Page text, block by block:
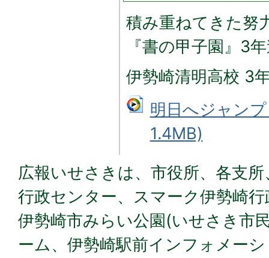
積み重ねてきた努
『書の甲子園』3
伊勢崎清明高校 3
明日へジャン
1.4MB)
広報いせさきは、市役所、各支
行政センター、スマーク伊勢崎
伊勢崎市みらい公園(いせさき市
ーム、伊勢崎駅前インフォメー